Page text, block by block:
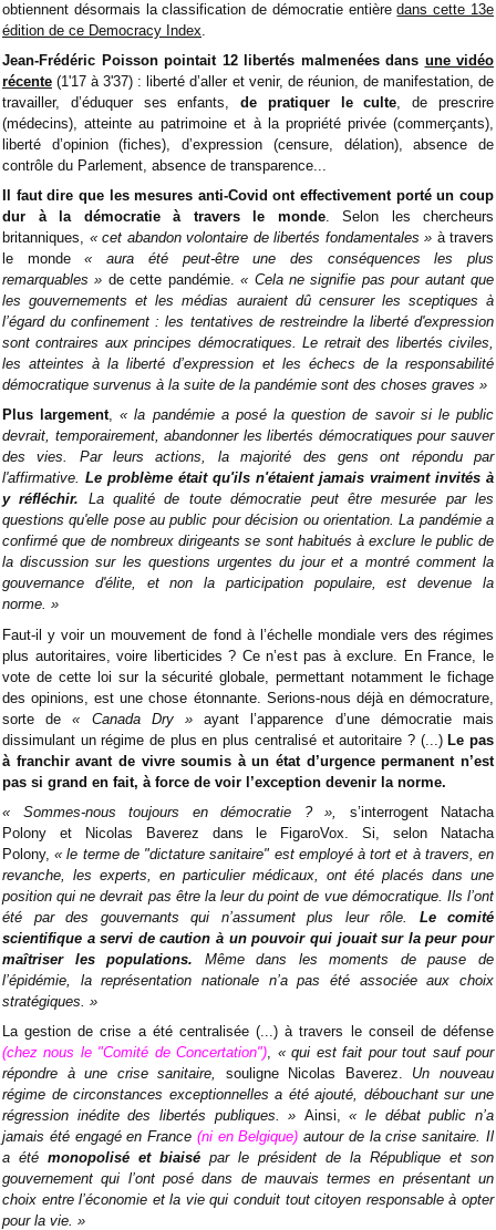
obtiennent désormais la classification de démocratie entièredans cette 13e
édition de ce Democracy Index.
Jean-Frédéric Poisson pointait 12 libertés malmenées dans une vidéo
récente (1'17 à 3'37) : liberté d’aller et venir, de réunion, de manifestation, de
travailler, d’éduquer ses enfants,de pratiquer le culte, de prescrire
(médecins), atteinte au patrimoine et à la propriété privée (commerçants),
liberté d’opinion (fiches), d’expression (censure, délation), absence de
contrôle du Parlement, absence de transparence...
Il faut dire que les mesures anti-Covid ont effectivement porté un coup
dur à la démocratie à travers le monde. Selon les chercheurs
britanniques, « cet abandon volontaire de libertés fondamentales » à travers
le monde
«aura été peut-être une des conséquences les plus
remarquables » de cette pandémie.« Cela ne signifie pas pour autant que
les gouvernements et les médias auraient dû censurer les sceptiques à
l’égard du confinement : les tentatives de restreindre la liberté d'expression
sont contraires aux principes démocratiques. Le retrait des libertés civiles,
les atteintes à la liberté d’expression et les échecs de la responsabilité
démocratique survenus à la suite de la pandémie sont des choses graves »
Plus largement,«la pandémie a posé la question de savoir si le public
devrait, temporairement, abandonner les libertés démocratiques pour sauver
des vies. Par leurs actions, la majorité des gens ont répondu par
l'affirmative. Le problème était qu'ils n'étaient jamais vraiment invités à
y réfléchir. La qualité de toute démocratie peut être mesurée par les
questions qu'elle pose au public pour décision ou orientation. La pandémie a
confirmé que de nombreux dirigeants se sont habitués à exclure le public de
la discussion sur les questions urgentes du jour et a montré comment la
gouvernance d'élite, et non la participation populaire, est devenue la
norme. »
Faut-il y voir un mouvement de fond à l’échelle mondiale vers des régimes
plus autoritaires, voire liberticides ? Ce n’est pas à exclure. En France, le
vote de cette loi sur la sécurité globale, permettant notamment le fichage
des opinions, est une chose étonnante. Serions-nous déjà en démocrature,
sorte de« Canada Dry »
ayant l’apparence d’une démocratie mais
dissimulant un régime de plus en plus centralisé et autoritaire ? (...)Le pas
à franchir avant de vivre soumis à un état d’urgence permanent n’est
pas si grand en fait, à force de voir l’exception devenir la norme.
« Sommes-nous toujours en démocratie ? »
s’interrogent Natacha
Polony et Nicolas Baverez dans le FigaroVox. Si, selon Natacha
Polony,«le terme de "dictature sanitaire" est employé à tort et à travers, en
revanche, les experts, en particulier médicaux, ont été placés dans une
position qui ne devrait pas être la leur du point de vue démocratique. Ils l’ont
été par des gouvernants qui n’assument plus leur rôle.
Le comité
scientifique a servi de caution à un pouvoir qui jouait sur la peur pour
maîtriser les populations. Même dans les moments de pause de
l’épidémie, la représentation nationale n’a pas été associée aux choix
stratégiques. »
La gestion de crise a été centralisée (...) à travers le conseil de défense
(chez nous le "Comité de Concertation")
«qui est fait pour tout sauf pour
répondre à une crise sanitaire, souligne Nicolas Baverez. Un nouveau
régime de circonstances exceptionnelles a été ajouté, débouchant sur une
régression inédite des libertés publiques.
» Ainsi,«le débat public n’a
jamais été engagé en France (ni en Belgique) autour de la crise sanitaire. Il
a été monopolisé et biaisé par le président de la République et son
gouvernement qui l’ont posé dans de mauvais termes en présentant un
choix entre l’économie et la vie qui conduit tout citoyen responsable à opter
pour la vie. »